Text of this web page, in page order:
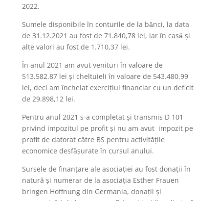
2022.
Sumele disponibile în conturile de la bǎnci, la data
de 31.12.2021 au fost de 71.840,78 lei, iar în casǎ şi
alte valori au fost de 1.710,37 lei.
În anul 2021 am avut venituri în valoare de
513.582,87 lei şi cheltuieli în valoare de 543.480,99
lei, deci am încheiat exerciţiul financiar cu un deficit
de 29.898,12 lei.
Pentru anul 2021 s-a completat şi transmis D 101
privind impozitul pe profit şi nu am avut impozit pe
profit de datorat către BS pentru activităţile
economice desfăşurate în cursul anului.
Sursele de finanţare ale asociaţiei au fost donaţii în
natură şi numerar de la asociaţia Esther Frauen
bringen Hoffnung din Germania, donaţii şi